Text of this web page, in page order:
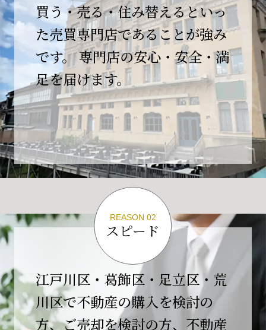
平素より格別のご愛顧を賜り、誠にありがとう
ございます。
誠に勝手ながら、弊社開業10周年イベント開催
の為、
４月２６日(日)は臨時休業とさせていただきま
す。
これもひとえに皆様のご支援の賜物と、心より感謝申し上
げます。
ご不便をおかけしますが、何卒よろしくお願い
いたします。
翌日より通常営業いたします。
【開業10周年のご挨拶】
平素より格別のご高配を賜り、誠にありがとう
ございます。
おかげさまで当社は、2026年2月1日をもちまし
て開業10周年を迎えることができました。
買う・売る・住み替えるといっ
た売買専門店であることが強み
です。 専門店の安心・安全・満
足を届けます。
REASON 02
スピード
江戸川区・葛飾区・足立区・荒
川区で不動産の購入を検討の
方、ご売却を検討の方、不動産